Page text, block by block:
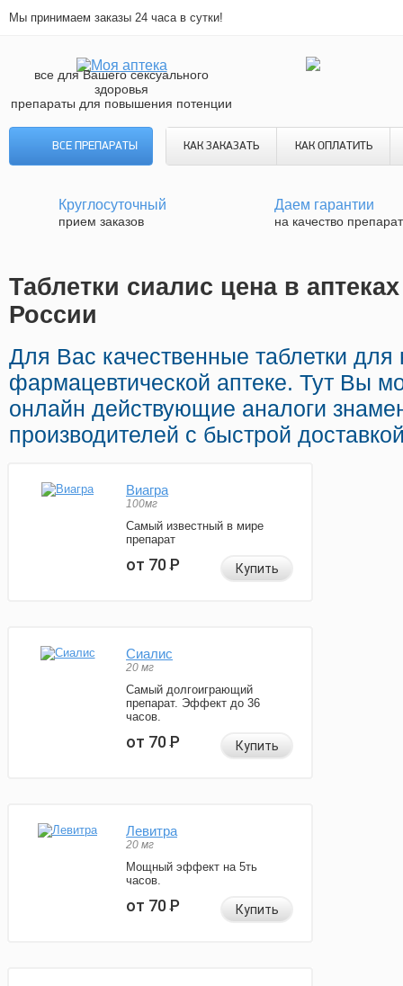
Мы принимаем заказы 24 часа в сутки!
все для Вашего сексуального
здоровья
препараты для повышения потенции
ВСЕ ПРЕПАРАТЫ КАК ЗАКАЗАТЬ КАК ОПЛАТИТЬ
Круглосуточный
прием заказов
Даем гарантии
на качество
Таблетки сиалис цена в
России
Для Вас качественные таблетки
фармацевтической аптеке. Тут Вы
онлайн действующие аналоги
производителей с быстрой
Виагра
100мг
Самый известный в мире
препарат
от 70Р Купить
Сиалис
20 мг
Самый долгоиграющий
препарат. Эффект до 36
часов.
от 70Р Купить
Левитра
20 мг
Мощный эффект на 5ть
часов.
от 70Р Купить